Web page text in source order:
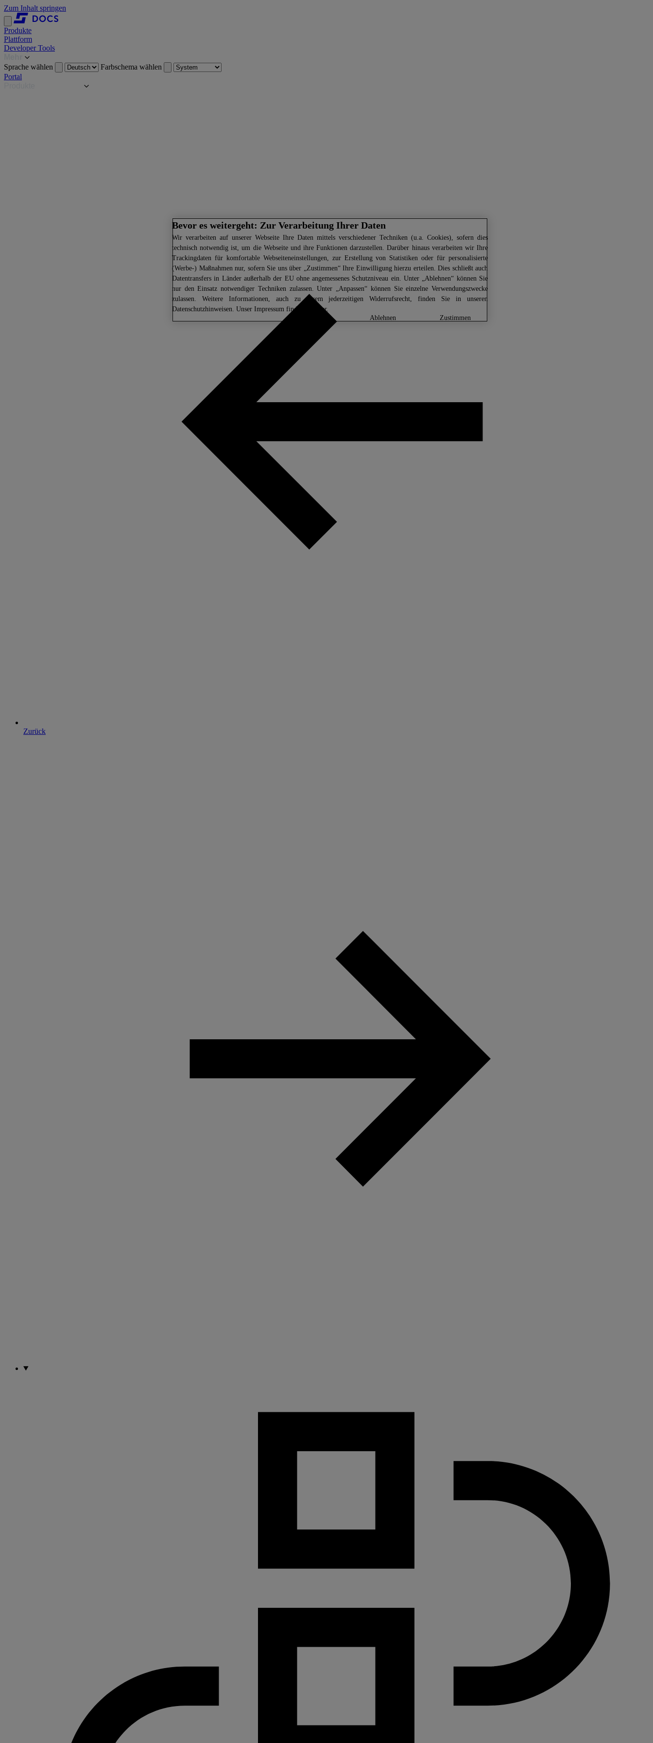
Zum Inhalt springen
Produkte
Plattform
Developer Tools
Sprache wählen
Farbschema wählen
Portal
Zurück
Bevor es weitergeht: Zur Verarbeitung Ihrer Daten
Wir verarbeiten auf unserer Webseite Ihre Daten mittels verschiedener Techniken (u.a. Cookies), sofern dies
technisch notwendig ist, um die Webseite und ihre Funktionen darzustellen. Darüber hinaus verarbeiten wir Ihre
Trackingdaten für komfortable Webseiteneinstellungen, zur Erstellung von Statistiken oder für personalisierte
(Werbe-) Maßnahmen nur, sofern Sie uns über „Zustimmen“ Ihre Einwilligung hierzu erteilen. Dies schließt auch
Datentransfers in Länder außerhalb der EU ohne angemessenes Schutzniveau ein. Unter „Ablehnen“ können Sie
nur den Einsatz notwendiger Techniken zulassen. Unter „Anpassen“ können Sie einzelne Verwendungszwecke
zulassen. Weitere Informationen, auch zu Ihrem jederzeitigen Widerrufsrecht, finden Sie in unseren
Datenschutzhinweisen. Unser Impressum finden Sie
hier.
ablehnen
zustimmen